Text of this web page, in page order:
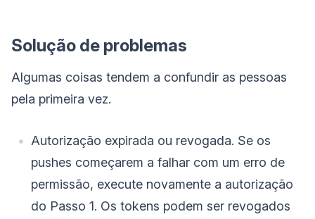
Solução de problemas
Algumas coisas tendem a confundir as pessoas
pela primeira vez.
Autorização expirada ou revogada. Se os
pushes começarem a falhar com um erro de
permissão, execute novamente a autorização
do Passo 1. Os tokens podem ser revogados